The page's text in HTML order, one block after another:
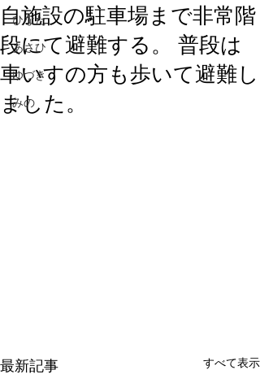
ひなた
あさひ
ゆづき
みの
自施設の駐車場まで非常階
段にて避難する。 普段は
車いすの方も歩いて避難し
ました。
最新記事 すべて表示